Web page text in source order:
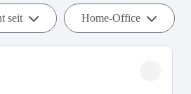
seit Home-Office